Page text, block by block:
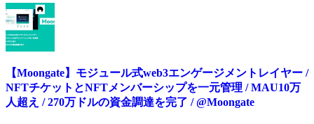
【Moongate】モジュール式web3エンゲージメントレイヤー /
NFTチケットとNFTメンバーシップを一元管理 / MAU10万
人超え / 270万ドルの資金調達を完了 / @Moongate